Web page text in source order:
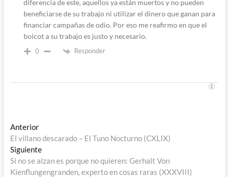
diferencia de este, aquellos ya están muertos y no pueden
beneficiarse de su trabajo ni utilizar el dinero que ganan para
financiar campañas de odio. Por eso me reafirmo en que el
boicot a su trabajo es justo y necesario.
0 Responder
Navegación
de
entradas
AnteriorEntrada
anterior:
El villano descarado – El Tuno Nocturno (CXLIX)
SiguienteEntrada
siguiente:
Si no se alzan es porque no quieren: Gerhalt Von
Kienflungengranden, experto en cosas raras (XXXVIII)